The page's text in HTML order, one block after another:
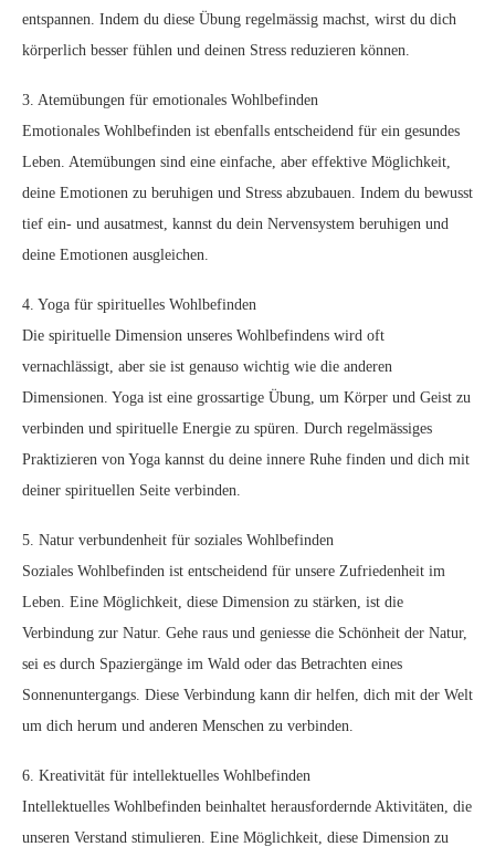
entspannen. Indem du diese Übung regelmässig machst, wirst du dich
körperlich besser fühlen und deinen Stress reduzieren können.
3. Atemübungen für emotionales Wohlbefinden
Emotionales Wohlbefinden ist ebenfalls entscheidend für ein gesundes
Leben. Atemübungen sind eine einfache, aber effektive Möglichkeit,
deine Emotionen zu beruhigen und Stress abzubauen. Indem du bewusst
tief ein- und ausatmest, kannst du dein Nervensystem beruhigen und
deine Emotionen ausgleichen.
4. Yoga für spirituelles Wohlbefinden
Die spirituelle Dimension unseres Wohlbefindens wird oft
vernachlässigt, aber sie ist genauso wichtig wie die anderen
Dimensionen. Yoga ist eine grossartige Übung, um Körper und Geist zu
verbinden und spirituelle Energie zu spüren. Durch regelmässiges
Praktizieren von Yoga kannst du deine innere Ruhe finden und dich mit
deiner spirituellen Seite verbinden.
5. Natur verbundenheit für soziales Wohlbefinden
Soziales Wohlbefinden ist entscheidend für unsere Zufriedenheit im
Leben. Eine Möglichkeit, diese Dimension zu stärken, ist die
Verbindung zur Natur. Gehe raus und geniesse die Schönheit der Natur,
sei es durch Spaziergänge im Wald oder das Betrachten eines
Sonnenuntergangs. Diese Verbindung kann dir helfen, dich mit der Welt
um dich herum und anderen Menschen zu verbinden.
6. Kreativität für intellektuelles Wohlbefinden
Intellektuelles Wohlbefinden beinhaltet herausfordernde Aktivitäten, die
unseren Verstand stimulieren. Eine Möglichkeit, diese Dimension zu